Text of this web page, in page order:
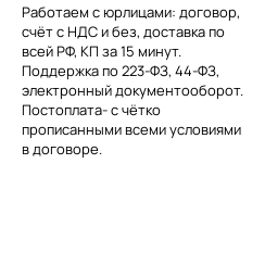
Работаем с юрлицами: договор,
счёт с НДС и без, доставка по
всей РФ, КП за 15 минут.
Поддержка по 223-ФЗ, 44-ФЗ,
электронный документооборот.
Постоплата- с чётко
прописанными всеми условиями
в договоре.